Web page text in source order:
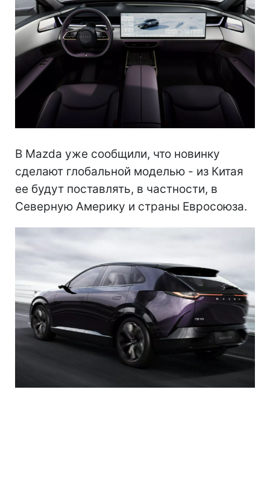
В Mazda уже сообщили, что новинку
сделают глобальной моделью - из Китая
ее будут поставлять, в частности, в
Северную Америку и страны Евросоюза.